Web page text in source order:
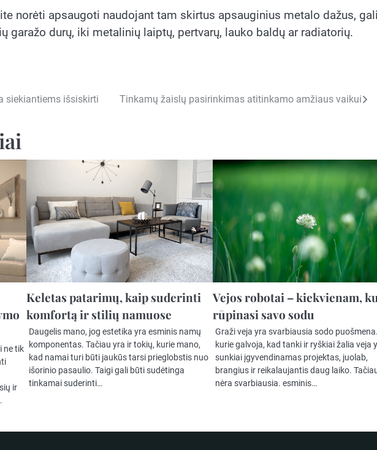
norėti apsaugoti naudojant tam skirtus apsauginius metalo dažus, gali
garažo durų, iki metalinių laiptų, pertvarų, lauko baldų ar radiatorių.
siekiantiems išsiskirti Tinkamų žaislų pasirinkimas atitinkamo amžiaus vaikui
ne tik
ir
Keletas patarimų, kaip suderinti
komfortą ir stilių namuose
Daugelis mano, jog estetika yra esminis namų
komponentas. Tačiau yra ir tokių, kurie mano,
kad namai turi būti jaukūs tarsi prieglobstis nuo
išorinio pasaulio. Taigi gali būti sudėtinga
tinkamai suderinti…
Vejos robotai – kiekvienam,
rūpinasi savo sodu
Graži veja yra svarbiausia sodo
kurie galvoja, kad tanki ir ryškiai žalia veja
sunkiai įgyvendinamas projektas, juolab,
brangius ir reikalaujantis daug laiko.
nėra svarbiausia. esminis…